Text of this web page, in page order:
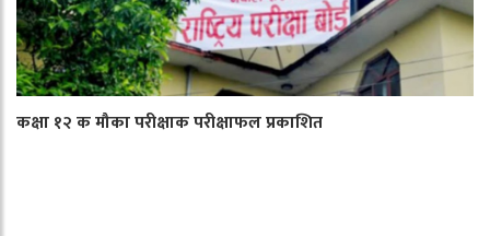
कक्षा १२ क मौका परीक्षाक परीक्षाफल प्रकाशित